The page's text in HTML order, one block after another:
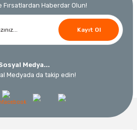
Fırsatlardan Haberdar Olun!
Kayıt Ol
Medya...
Medyada da takip edin!